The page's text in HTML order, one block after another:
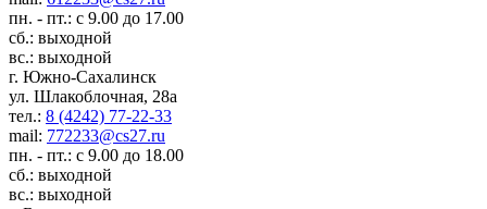
пн. - пт.: с 9.00 до 17.00
сб.: выходной
вс.: выходной
г. Южно-Сахалинск
ул. Шлакоблочная, 28а
тел.: 8 (4242) 77-22-33
mail: 772233@cs27.ru
пн. - пт.: с 9.00 до 18.00
сб.: выходной
вс.: выходной